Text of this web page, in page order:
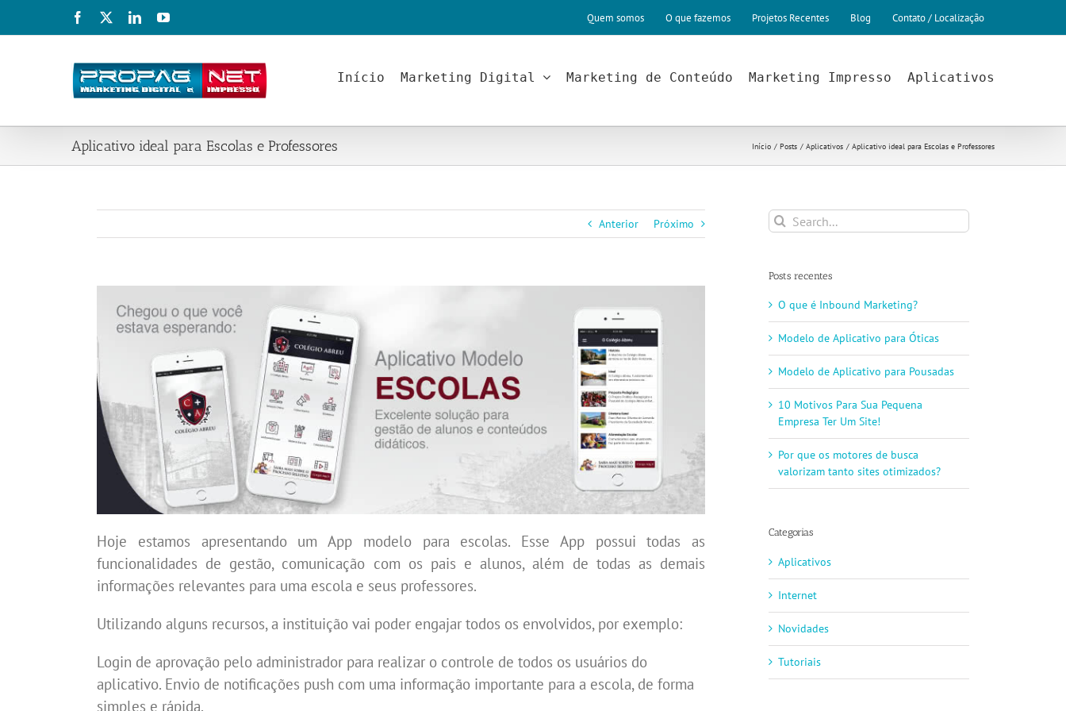
o
Facebook LinkedInYouTube Quem somos O que fazemos Projetos Recentes Blog Contato / Localização
Início Marketing Digital Marketing de Conteúdo Marketing Impresso Aplicativos
Aplicativo ideal para Escolas e Professores Início Posts Aplicativos Aplicativo ideal para Escolas e Professores
Anterior Próximo
Hoje estamos apresentando um App modelo para escolas. Esse App possui todas as
funcionalidades de gestão, comunicação com os pais e alunos, além de todas as demais
informações relevantes para uma escola e seus professores.
Utilizando alguns recursos, a instituição vai poder engajar todos os envolvidos, por exemplo:
Login de aprovação pelo administrador para realizar o controle de todos os usuários do
aplicativo. Envio de notificações push com uma informação importante para a escola, de forma
simples e rápida.
Search
for:
Posts recentes
O que é Inbound Marketing?
Modelo de Aplicativo para Óticas
Modelo de Aplicativo para Pousadas
10 Motivos Para Sua Pequena
Empresa Ter Um Site!
Por que os motores de busca
valorizam tanto sites otimizados?
Categorias
Aplicativos
Internet
Novidades
Tutoriais